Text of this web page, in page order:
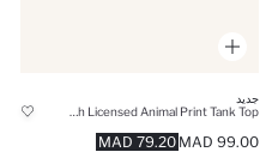
جديد
79.20 MAD 99.00 MAD